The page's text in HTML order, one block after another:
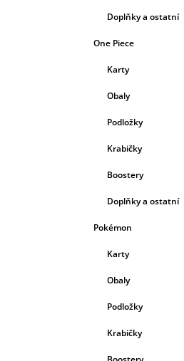
Doplňky a ostatní
One Piece
Karty
Obaly
Podložky
Krabičky
Boostery
Doplňky a ostatní
Pokémon
Karty
Obaly
Podložky
Krabičky